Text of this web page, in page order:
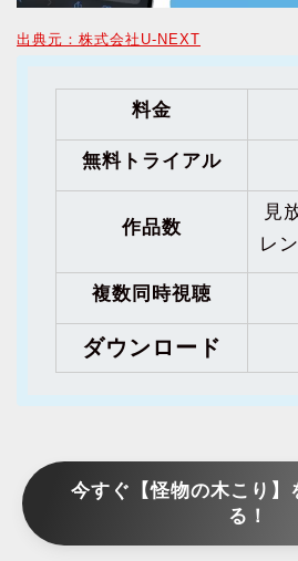
出典元：株式会社U-NEXT
料金
無料トライアル
作品数
見
レ
複数同時視聴
ダウンロード
今すぐ【怪物の木こり】
る！